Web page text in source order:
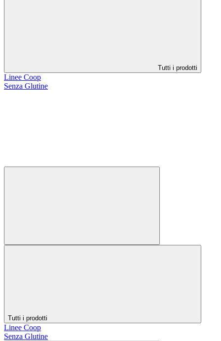
Tutti i prodotti
Linee Coop
Senza Glutine
Tutti i prodotti
Linee Coop
Senza Glutine